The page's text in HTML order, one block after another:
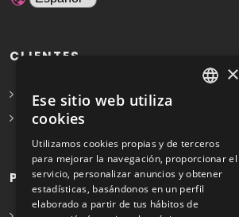
CLIENTES
Solicita Presupuesto Gratis
Preguntas frecuentes
PROFESIONALES
×
Ese sitio web utiliza
cookies
Utilizamos cookies propias y de terceros
para mejorar la navegación, proporcionar el
servicio, personalizar anuncios y obtener
estadísticas, basándonos en un perfil
elaborado a partir de tus hábitos de